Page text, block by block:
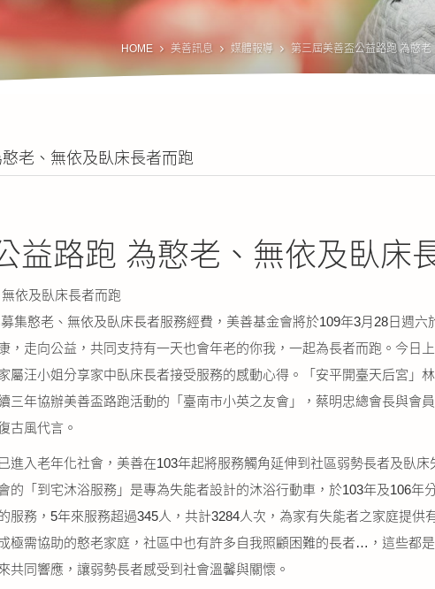
導
覽
HOME 美善訊息 媒體報導 第三屆美善盃公益路跑 為憨
老、無依及臥床長者而跑
益路跑 為憨老、無依及臥床
集憨老、無依及臥床長者服務經費，美善基金會將於109年3月28日週
，走向公益，共同支持有一天也會年老的你我，一起為長者而跑。今日
屬汪小姐分享家中臥床長者接受服務的感動心得。「安平開臺天后宮」
三年協辦美善盃路跑活動的「臺南市小英之友會」，蔡明忠總會長與會
古風代言。
進入老年化社會，美善在103年起將服務觸角延伸到社區弱勢長者及臥
的「到宅沐浴服務」是專為失能者設計的沐浴行動車，於103年及106
服務，5年來服務超過345人，共計3284人次，為家有失能者之家庭提
極需協助的憨老家庭，社區中也有許多自我照顧困難的長者…，這些都
共同響應，讓弱勢長者感受到社會溫馨與關懷。